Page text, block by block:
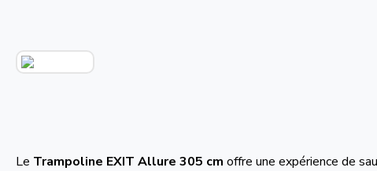
Le Trampoline EXIT Allure 305 cm offre une expérience de